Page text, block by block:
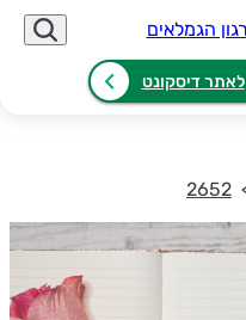
לאתר דיסקונט
2652